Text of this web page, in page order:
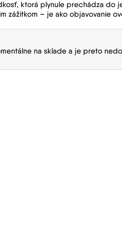
ktorá plynule prechádza do
zážitkom – je ako objavovanie
na sklade a je preto